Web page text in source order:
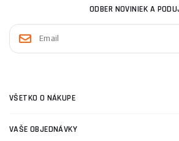
ODBER NOVINIEK A
VŠETKO O NÁKUPE
VAŠE OBJEDNÁVKY